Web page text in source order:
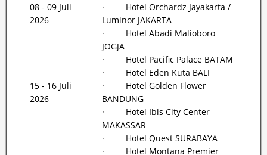
08 - 09 Juli
2026
15 - 16 Juli
2026
· Hotel Orchardz Jayakarta /
Luminor JAKARTA
· Hotel Abadi Malioboro
JOGJA
· Hotel Pacific Palace BATAM
· Hotel Eden Kuta BALI
· Hotel Golden Flower
BANDUNG
· Hotel Ibis City Center
MAKASSAR
· Hotel Quest SURABAYA
· Hotel Montana Premier